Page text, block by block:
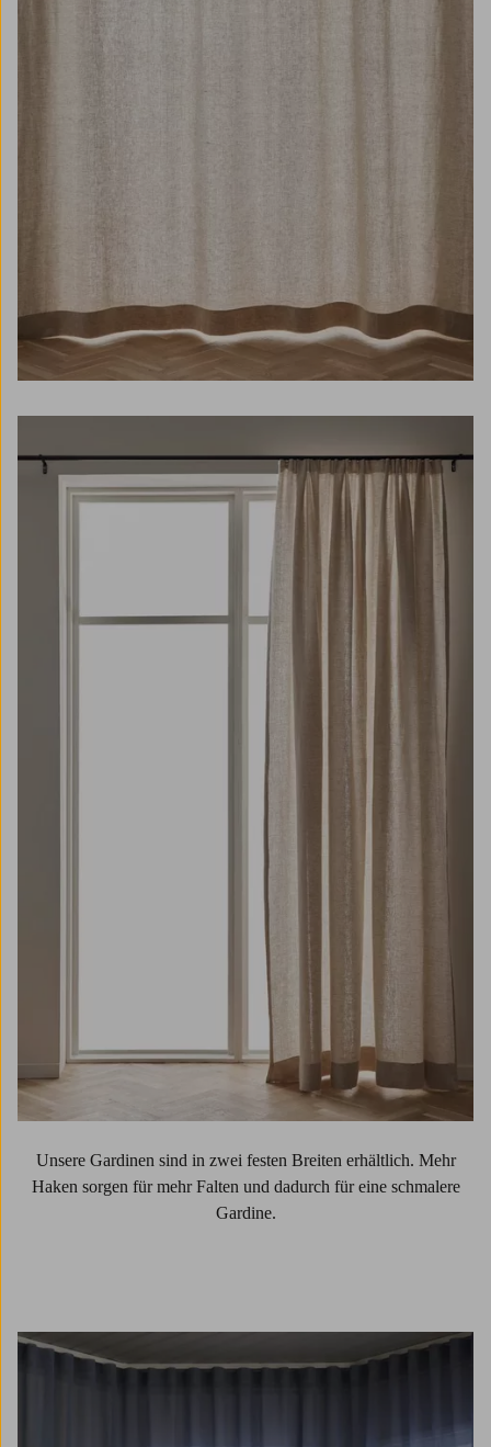
Unsere Gardinen sind in zwei festen Breiten erhältlich. Mehr
Haken sorgen für mehr Falten und dadurch für eine schmalere
Gardine.